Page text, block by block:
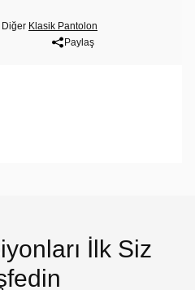
Diğer Klasik Pantolon
Paylaş
İlk Siz